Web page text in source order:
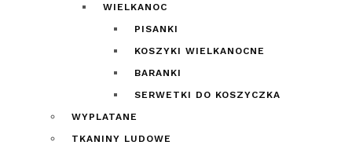
WIELKANOC
PISANKI
KOSZYKI WIELKANOCNE
BARANKI
SERWETKI DO KOSZYCZKA
WYPLATANE
TKANINY LUDOWE